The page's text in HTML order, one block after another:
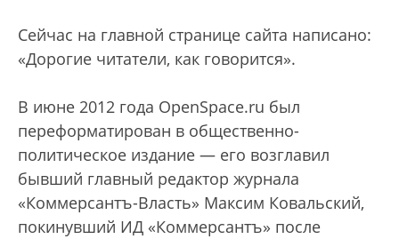
Сейчас на главной странице сайта написано:
«Дорогие читатели, как говорится».
В июне 2012 года OpenSpace.ru был
переформатирован в общественно-
политическое издание — его возглавил
бывший главный редактор журнала
«Коммерсантъ-Власть» Максим Ковальский,
покинувший ИД «Коммерсантъ» после